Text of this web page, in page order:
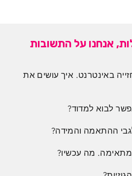
אנחנו על התשובות
באינטרנט. איך עושים את
לבוא למדוד?
ההתאמה והמידה?
מתאימה. מה עכשיו?